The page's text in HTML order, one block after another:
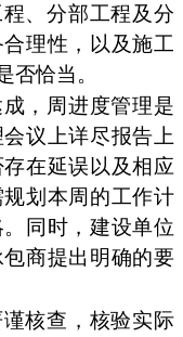
、分部工程及分
理性，以及施工
否恰当。
，周进度管理是
议上详尽报告上
在延误以及相应
划本周的工作计
同时，建设单位
商提出明确的要
核查，核验实际